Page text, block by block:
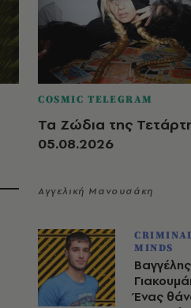
COSMIC TELEGRAM
Τα Ζώδια της
05.08.2026
Αγγελική Μανουσάκη
MINDS
Βαγγέλης
Ένας